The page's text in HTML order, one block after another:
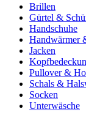
Brillen
Gürtel &
Handschuhe
Handwärmer
Jacken
Pullover &
Schals &
Socken
Unterwäsche